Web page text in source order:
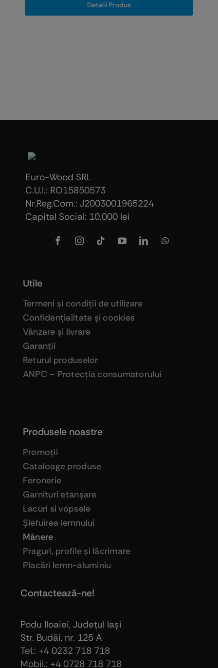
Detalii Produs
Euro-Wood SRL
C.U.I.: RO15850573
Nr.Reg.Com.: J2003001965224
Capital Social: 10.000 lei
Produsele noastre
Promoţii
Cataloage produse
Feronerie
Garnituri etanşare
Lacuri si vopsele
Şlefuirea lemnului
Mânere
Praguri, profile şi lăcrimare
Placări lemn-aluminiu
Utile
Termeni şi condiţii de utilizare
Confidenţialitate şi cookies
Vânzare şi livrare
Garanţii
Returul produselor
ANPC – Protecţia consumatorului
Contactează-ne!
Podu Iloaiei, Judeţul Iaşi
Str. Budăi, nr. 125 A
Tel.: +4 0232 718 718
Mobil.: +4 0728 718 718